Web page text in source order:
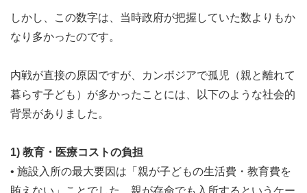
しかし、この数字は、当時政府が把握していた数よりもか
なり多かったのです。
内戦が直接の原因ですが、カンボジアで孤児（親と離れて
暮らす子ども）が多かったことには、以下のような社会的
背景がありました。
1) 教育・医療コストの負担
• 施設入所の最大要因は「親が子どもの生活費・教育費を
賄えない」ことでした。親が存命でも入所するというケー